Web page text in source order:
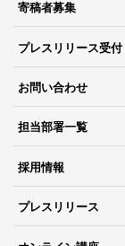
寄稿者募集
プレスリリース受付
お問い合わせ
担当部署一覧
採用情報
プレスリリース